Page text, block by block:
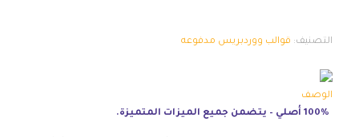
التصنيف: قوالب ووردبريس مدفوعه
الوصف
100% أصلي – يتضمن جميع الميزات المتميزة.